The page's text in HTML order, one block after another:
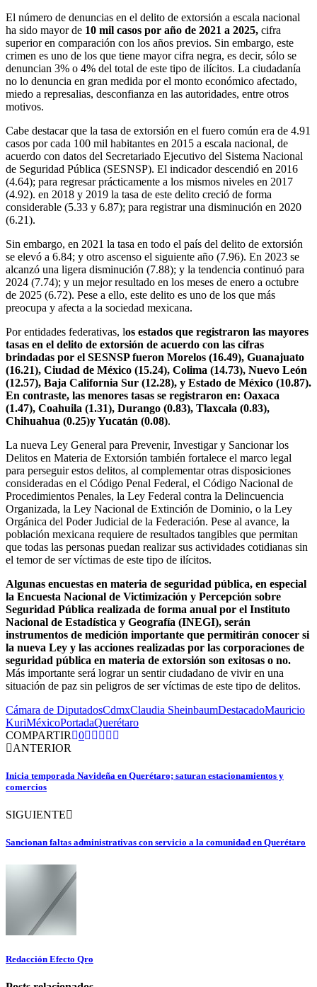
El número de denuncias en el delito de extorsión a escala nacional
ha sido mayor de 10 mil casos por año de 2021 a 2025, cifra
superior en comparación con los años previos. Sin embargo, este
crimen es uno de los que tiene mayor cifra negra, es decir, sólo se
denuncian 3% o 4% del total de este tipo de ilícitos. La ciudadanía
no lo denuncia en gran medida por el monto económico afectado,
miedo a represalias, desconfianza en las autoridades, entre otros
motivos.
Cabe destacar que la tasa de extorsión en el fuero común era de 4.91
casos por cada 100 mil habitantes en 2015 a escala nacional, de
acuerdo con datos del Secretariado Ejecutivo del Sistema Nacional
de Seguridad Pública (SESNSP). El indicadordescendió en 2016
(4.64); para regresar prácticamente a los mismos niveles en 2017
(4.92). en 2018 y 2019 la tasa de este delito creció de forma
considerable (5.33 y 6.87); para registrar una disminución en 2020
(6.21).
Sin embargo, en 2021 la tasa en todo el país del delito de extorsión
se elevó a 6.84; y otro ascenso el siguiente año (7.96). En 2023 se
alcanzó una ligera disminución (7.88); y la tendencia continuó para
2024 (7.74); y un mejor resultado en los meses de enero a octubre
de 2025 (6.72). Pese a ello, este delito es uno de los que más
preocupa y afecta a la sociedad mexicana.
Por entidades federativas, los estados que registraron las mayores
tasas en el delito de extorsión de acuerdo con las cifras
brindadas por el SESNSP fueron Morelos (16.49), Guanajuato
(16.21), Ciudad de México (15.24), Colima (14.73), Nuevo León
(12.57), Baja California Sur (12.28), y Estado de México (10.87).
En contraste, las menores tasas se registraron en: Oaxaca
(1.47), Coahuila (1.31), Durango (0.83), Tlaxcala (0.83),
Chihuahua (0.25)y Yucatán (0.08).
La nueva Ley General para Prevenir, Investigar y Sancionar los
Delitos en Materia de Extorsión también fortalece el marco legal
para perseguir estos delitos, al complementar otras disposiciones
consideradas en el Código Penal Federal, el Código Nacional de
Procedimientos Penales, la Ley Federal contra la Delincuencia
Organizada, la Ley Nacional de Extinción de Dominio, o la Ley
Orgánica del Poder Judicial de la Federación. Pese al avance, la
población mexicana requiere de resultados tangibles que permitan
que todas las personas puedan realizar sus actividades cotidianas sin
el temor de ser víctimas de este tipo de ilícitos.
Algunas encuestas en materia de seguridad pública, en especial
la Encuesta Nacional de Victimización y Percepción sobre
Seguridad Pública realizada de forma anual por el Instituto
Nacional de Estadística y Geografía (INEGI), serán
instrumentos de medición importante que permitirán conocer si
la nueva Ley y las acciones realizadas por las corporaciones de
seguridad pública en materia de extorsión son exitosas o no.
Más importante será lograr un sentir ciudadano de vivir en una
situación de paz sin peligros de ser víctimas de este tipo de delitos.
Cámara de DiputadosCdmxClaudia SheinbaumDestacadoMauricio
KuriMéxicoPortadaQuerétaro
COMPARTIR
0
ANTERIOR
Inicia temporada Navideña en Querétaro; saturan estacionamientos y
comercios
SIGUIENTE
Sancionan faltas administrativas con servicio a la comunidad en Querétaro
Redacción Efecto Qro